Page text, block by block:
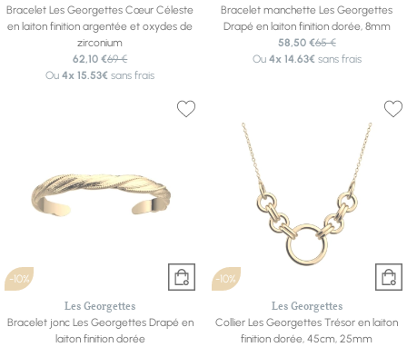
Bracelet Les Georgettes Cœur Céleste
en laiton finition argentée et oxydes de
zirconium
62,10 €69 €
Ou4x 15.53€ sans frais
Bracelet manchette Les Georgettes
Drapé en laiton finition dorée, 8mm
58,50 €65 €
Ou 4x 14.63€sans frais
-10%
Les Georgettes
Bracelet jonc Les Georgettes Drapé en
laiton finition dorée
-10%
Les Georgettes
Collier Les Georgettes Trésor en laiton
finition dorée, 45cm, 25mm